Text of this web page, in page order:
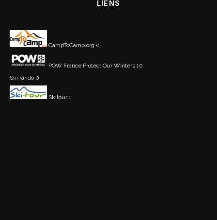
LIENS
CampToCamp.org 0
POW France Protect Our Winters 10
Ski rando 0
Skitour1